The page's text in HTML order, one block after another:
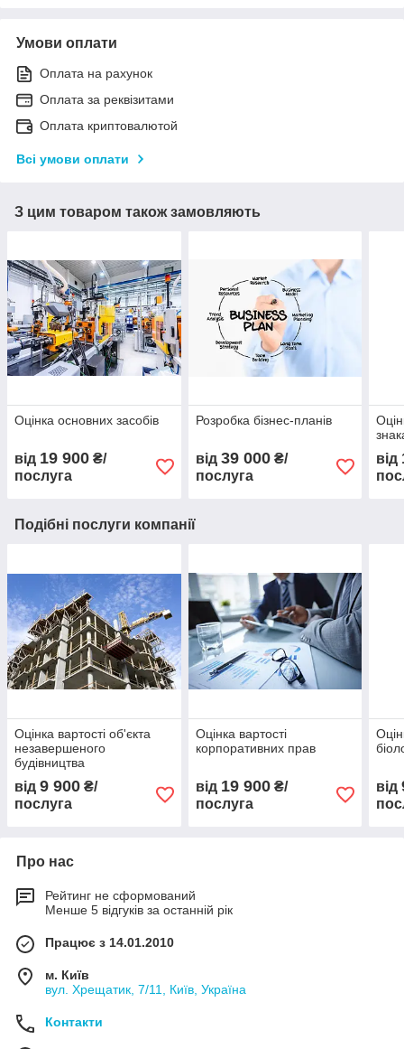
Умови оплати
Оплата на рахунок
Оплата за реквізитами
Оплата криптовалютой
Всі умови оплати
З цим товаром також замовляють
Оцінка основних засобів
від 19 900 ₴/
послуга
Розробка бізнес-планів
від 39 000₴/
послуга
від
Подібні послуги компанії
Оцінка вартості об'єкта
незавершеного
будівництва
від 9 900 ₴/
послуга
Оцінка вартості
корпоративних прав
від 19 900₴/
послуга
від
Про нас
Рейтинг не сформований
Менше 5 відгуків за останній рік
Працює з 14.01.2010
м. Київ
вул. Хрещатик, 7/11, Київ, Україна
Контакти